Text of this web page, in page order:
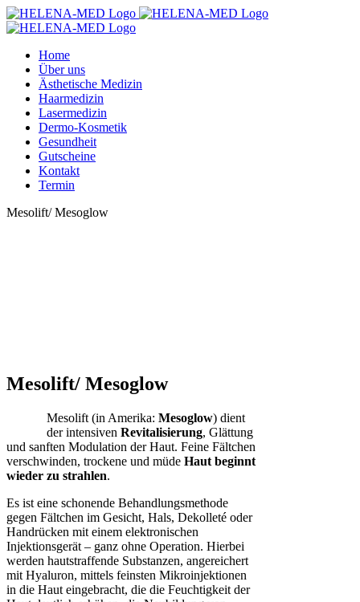
Zum
Inhalt
Home
Über uns
Ästhetische Medizin
Haarmedizin
Lasermedizin
Dermo-Kosmetik
Gesundheit
Gutscheine
Kontakt
Termin
Mesolift/ Mesoglow
Mesolift/ Mesoglow
Mesolift (in Amerika: Mesoglow) dient
der intensiven Revitalisierung, Glättung
und sanften Modulation der Haut. Feine Fältchen
verschwinden, trockene und müde Haut beginnt
wieder zu strahlen.
Es ist eine schonende Behandlungsmethode
gegen Fältchen im Gesicht, Hals, Dekolleté oder
Handrücken mit einem elektronischen
Injektionsgerät – ganz ohne Operation. Hierbei
werden hautstraffende Substanzen, angereichert
mit Hyaluron, mittels feinsten Mikroinjektionen
in die Haut eingebracht, die die Feuchtigkeit der